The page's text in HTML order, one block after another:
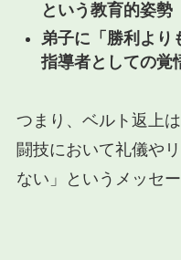
という教育的姿勢
弟子に「勝利より
指導者としての覚
つまり、ベルト返上
闘技において礼儀や
ない」というメッセ